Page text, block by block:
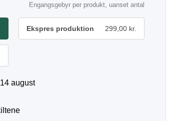
Engangsgebyr per produkt, uanset antal
Ekspres produktion 299,00 kr.
august